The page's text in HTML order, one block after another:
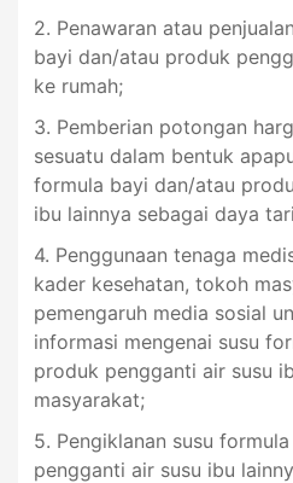
2. Penawaran atau
bayi dan/atau produk
ke rumah;
3. Pemberian potongan
sesuatu dalam bentuk
formula bayi dan/atau
ibu lainnya sebagai daya
4. Penggunaan tenaga
kader kesehatan, tokoh
pemengaruh media sosial
informasi mengenai susu
produk pengganti air susu
masyarakat;
5. Pengiklanan susu
pengganti air susu ibu